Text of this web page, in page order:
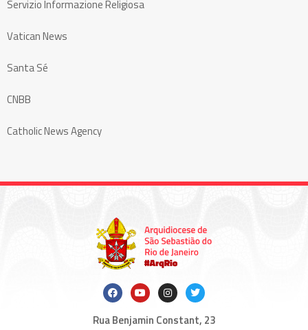
Servizio Informazione Religiosa
Vatican News
Santa Sé
CNBB
Catholic News Agency
Rua Benjamin Constant, 23